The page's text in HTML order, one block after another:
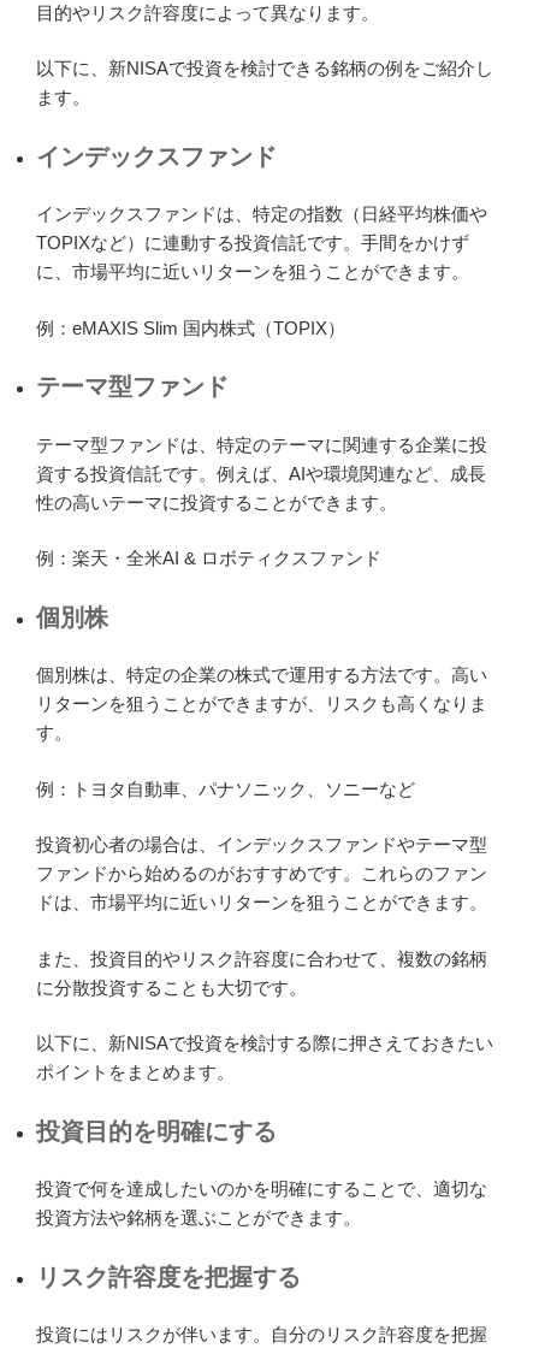
目的やリスク許容度によって異なります。
以下に、新NISAで投資を検討できる銘柄の例をご紹介し
ます。
インデックスファンド
インデックスファンドは、特定の指数（日経平均株価や
TOPIXなど）に連動する投資信託です。手間をかけず
に、市場平均に近いリターンを狙うことができます。
例：eMAXIS Slim 国内株式（TOPIX）
テーマ型ファンド
テーマ型ファンドは、特定のテーマに関連する企業に投
資する投資信託です。例えば、AIや環境関連など、成長
性の高いテーマに投資することができます。
例：楽天・全米AI & ロボティクスファンド
個別株
個別株は、特定の企業の株式で運用する方法です。高い
リターンを狙うことができますが、リスクも高くなりま
す。
例：トヨタ自動車、パナソニック、ソニーなど
投資初心者の場合は、インデックスファンドやテーマ型
ファンドから始めるのがおすすめです。これらのファン
ドは、市場平均に近いリターンを狙うことができます。
また、投資目的やリスク許容度に合わせて、複数の銘柄
に分散投資することも大切です。
以下に、新NISAで投資を検討する際に押さえておきたい
ポイントをまとめます。
投資目的を明確にする
投資で何を達成したいのかを明確にすることで、適切な
投資方法や銘柄を選ぶことができます。
リスク許容度を把握する
投資にはリスクが伴います。自分のリスク許容度を把握